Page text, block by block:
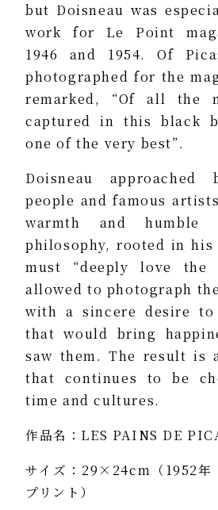
but Doisneau was
work for Le Point
1946 and 1954. Of
photographed for the
remarked, “Of all the
captured in this black
one of the very best”.
Doisneau approached
people and famous
warmth and humble
philosophy, rooted in
must “deeply love
allowed to photograph
with a sincere desire to
that would bring
saw them. The result is
that continues to be
time and cultures.
作品名：LES PAINS DE
サイズ：29×24cm（1952年
プリント）